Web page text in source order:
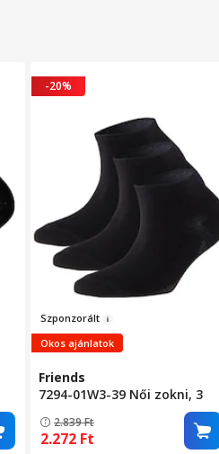
-20%
Szponzorált
Okos ajánlatok
Friends
7294-01W3-39 Női zokni, 3
2.839Ft
2.272 Ft